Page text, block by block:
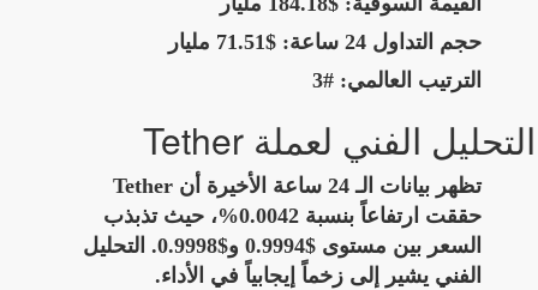
حجم التداول 24 ساعة:
$71.51 مليار
الترتيب العالمي: #3
التحليل الفني لعملة Tether
تظهر بيانات الـ 24 ساعة الأخيرة أن Tether
حققت ارتفاعاً بنسبة 0.0042%، حيث تذبذب
السعر بين مستوى $0.9994 و$0.9998. التحليل
الفني يشير إلى زخماً إيجابياً في الأداء.